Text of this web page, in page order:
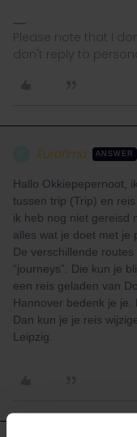
Please note that I
don't reply to
Eurofima ANSWER
Hallo Okkiepepernoot,
tussen trip (Trip) en
ik heb nog niet gereisd
alles wat je doet met je
De verschillende
“journeys”. Die kun je
een reis geladen van
Hannover bedenk je je.
Dan kun je je reis
Leipzig.